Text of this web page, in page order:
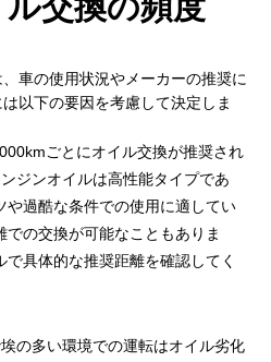
車の使用状況やメーカーの推奨に
以下の要因を考慮して決定しま
ごとにオイル交換が推奨され
ジンオイルは高性能タイプであ
や過酷な条件での使用に適してい
の交換が可能なこともありま
具体的な推奨距離を確認してく
の多い環境での運転はオイル劣化